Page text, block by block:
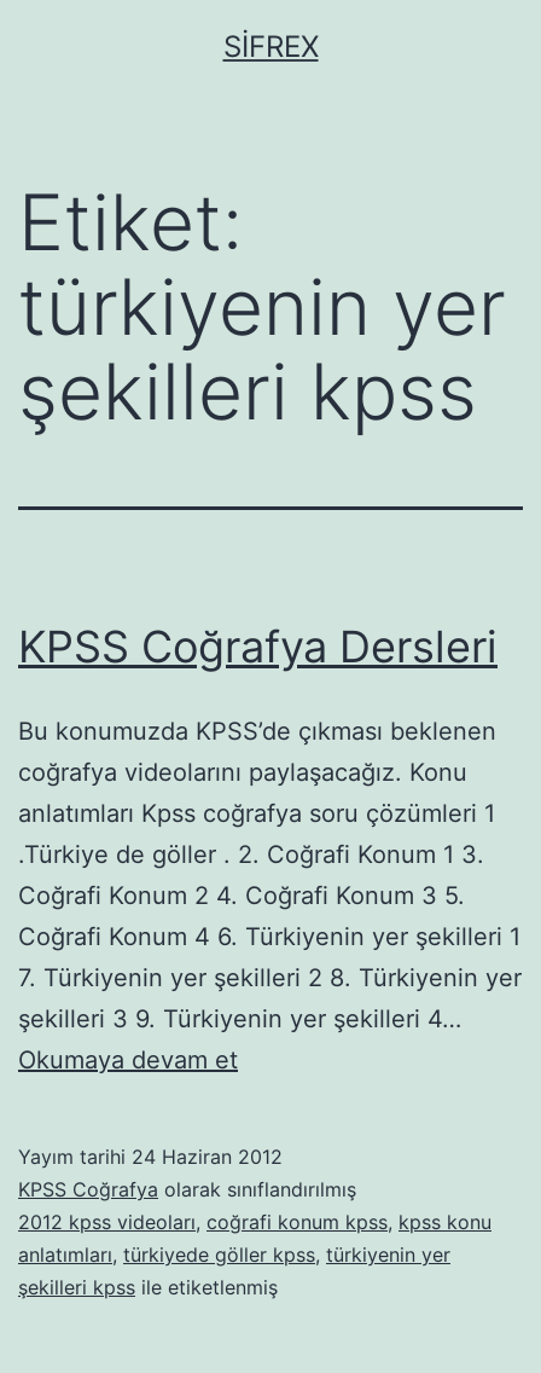
SIFREX
Etiket:
türkiyenin yer
şekilleri kpss
KPSS Coğrafya Dersleri
Bu konumuzda KPSS’de çıkması beklenen
coğrafya videolarını paylaşacağız. Konu
anlatımları Kpss coğrafya soru çözümleri 1
.Türkiye de göller . 2. Coğrafi Konum 1 3.
Coğrafi Konum 2 4. Coğrafi Konum 3 5.
Coğrafi Konum 4 6. Türkiyenin yer şekilleri 1
7. Türkiyenin yer şekilleri 2 8. Türkiyenin yer
şekilleri 3 9. Türkiyenin yer şekilleri 4…
Okumaya devam etKPSS
Yayım tarihi 24 Haziran 2012
KPSS Coğrafya olarak sınıflandırılmış
2012 kpss videoları, coğrafi konum kpss, kpss konu
anlatımları, türkiyede göller kpss, türkiyenin yer
şekilleri kpss ile etiketlenmiş